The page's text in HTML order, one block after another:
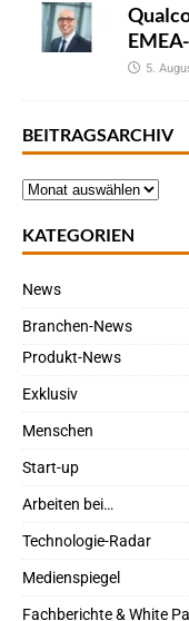
5.
BEITRAGSARCHIV
KATEGORIEN
News
Branchen-News
Produkt-News
Exklusiv
Menschen
Start-up
Arbeiten bei…
Technologie-Radar
Medienspiegel
Fachberichte & White